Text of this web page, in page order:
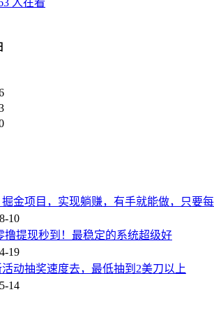
人在看
掘金项目，实现躺赚，有手就能做，只要
10
撸提现秒到！最稳定的系统超级好
19
动抽奖速度去，最低抽到2美刀以上
14